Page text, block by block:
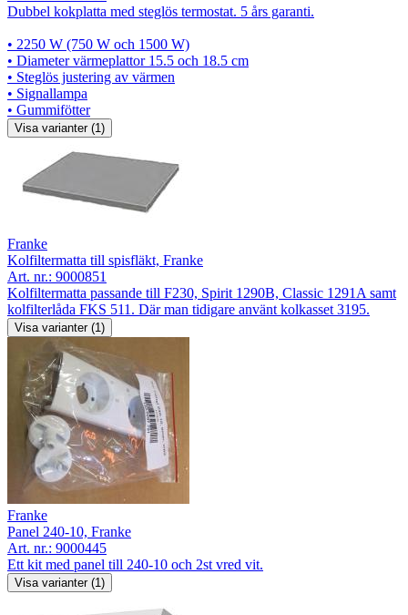
Dubbel kokplatta med steglös termostat. 5 års garanti.
• 2250 W (750 W och 1500 W)
• Diameter värmeplattor 15.5 och 18.5 cm
• Steglös justering av värmen
• Signallampa
• Gummifötter
Visa varianter (1)
Franke
Kolfiltermatta till spisfläkt, Franke
Art. nr.: 9000851
Kolfiltermatta passande till F230, Spirit 1290B, Classic 1291A samt
kolfilterlåda FKS 511. Där man tidigare använt kolkasset 3195.
Visa varianter (1)
Franke
Panel 240-10, Franke
Art. nr.: 9000445
Ett kit med panel till 240-10 och 2st vred vit.
Visa varianter (1)